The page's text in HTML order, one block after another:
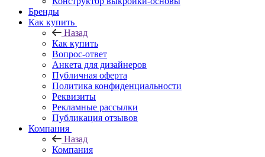
Бренды
Как купить
Назад
Как купить
Вопрос-ответ
Анкета для дизайнеров
Публичная оферта
Политика конфиденциальности
Реквизиты
Рекламные рассылки
Публикация отзывов
Компания
Назад
Компания